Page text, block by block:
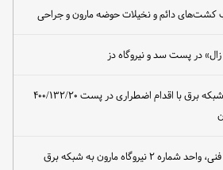
دائم و نخیلات حوضه مارون و جراحی
در پست سد و نیروگاه دز
جلوگیری از خاموشی گسترده شبکه برق با اقدام اضطراری در پست ۴۰۰/۱۳۲/۲۰
پس از اجرای عملیات گسترده فنی، واحد شماره ۲ نیروگاه مارون به شبکه برق